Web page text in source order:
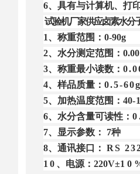
6、具有与计算机、打
试验机厂家供应卤素水分
1、称重范围： 0-90g
2、水分测定范围：
3、称重最小读数：
4、样品质量： 0.5-
5、加热温度范围：40-
6、水分含量可读性：
7、显示参数： 7种
8、通讯接口： RS
10 、电源： 220V±